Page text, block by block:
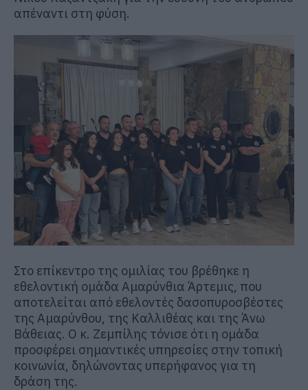
απέναντι στη φύση.
Στο επίκεντρο της ομιλίας του βρέθηκε η
εθελοντική ομάδα Αμαρύνθια Άρτεμις, που
αποτελείται από εθελοντές δασοπυροσβέστες
της Αμαρύνθου, της Καλλιθέας και της Άνω
Βάθειας. Ο κ. Ζεμπίλης τόνισε ότι η ομάδα
προσφέρει σημαντικές υπηρεσίες στην τοπική
κοινωνία, δηλώνοντας υπερήφανος για τη
δράση της.